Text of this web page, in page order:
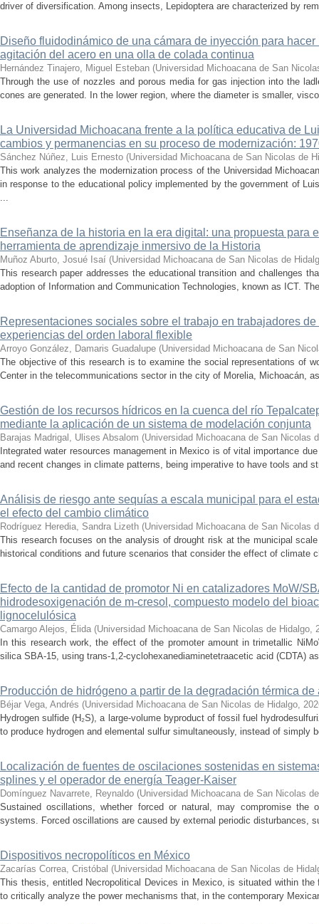
driver of diversification. Among insects, Lepidoptera are characterized by
Diseño fluidodinámico de una cámara de inyección para
agitación del acero en una olla de colada continua
Hernández Tinajero, Miguel Esteban (Universidad Michoacana de San
Through the use of nozzles and porous media for gas injection into the
cones are generated. In the lower region, where the diameter is smaller,
La Universidad Michoacana frente a la política educativa de
cambios y permanencias en su proceso de modernización:
Sánchez Núñez, Luis Ernesto (Universidad Michoacana de San Nicolas de
This work analyzes the modernization process of the Universidad
in response to the educational policy implemented by the government of
...
Enseñanza de la historia en la era digital: una propuesta para
herramienta de aprendizaje inmersivo de la Historia
Muñoz Aburto, Josué Isaí (Universidad Michoacana de San Nicolas de
This research paper addresses the educational transition and challenges
adoption of Information and Communication Technologies, known as ICT.
Representaciones sociales sobre el trabajo en trabajadores
experiencias del orden laboral flexible
Arroyo González, Damaris Guadalupe (Universidad Michoacana de San
The objective of this research is to examine the social representations of
Center in the telecommunications sector in the city of Morelia, Michoacán,
Gestión de los recursos hídricos en la cuenca del río
mediante la aplicación de un sistema de modelación conjunta
Barajas Madrigal, Ulises Absalom (Universidad Michoacana de San Nicolas
Integrated water resources management in Mexico is of vital importance
and recent changes in climate patterns, being imperative to have tools and
Análisis de riesgo ante sequías a escala municipal para el
el efecto del cambio climático
Rodríguez Heredia, Sandra Lizeth (Universidad Michoacana de San Nicolas
This research focuses on the analysis of drought risk at the municipal
historical conditions and future scenarios that consider the effect of climate
Efecto de la cantidad de promotor Ni en catalizadores MoW/
hidrodesoxigenación de m-cresol, compuesto modelo del
lignocelulósica
Camargo Alejos, Élida (Universidad Michoacana de San Nicolas de Hidalgo,
In this research work, the effect of the promoter amount in trimetallic
silica SBA-15, using trans-1,2-cyclohexanediaminetetraacetic acid (CDTA)
Producción de hidrógeno a partir de la degradación térmica
Béjar Vega, Andrés (Universidad Michoacana de San Nicolas de Hidalgo,
Hydrogen sulfide (H₂S), a large-volume byproduct of fossil fuel
to produce hydrogen and elemental sulfur simultaneously, instead of simply
Localización de fuentes de oscilaciones sostenidas en
splines y el operador de energía Teager-Kaiser
Domínguez Navarrete, Reynaldo (Universidad Michoacana de San Nicolas
Sustained oscillations, whether forced or natural, may compromise the
systems. Forced oscillations are caused by external periodic disturbances,
Dispositivos necropolíticos en México
Zacarías Correa, Cristóbal (Universidad Michoacana de San Nicolas de
This thesis, entitled Necropolitical Devices in Mexico, is situated within
to critically analyze the power mechanisms that, in the contemporary